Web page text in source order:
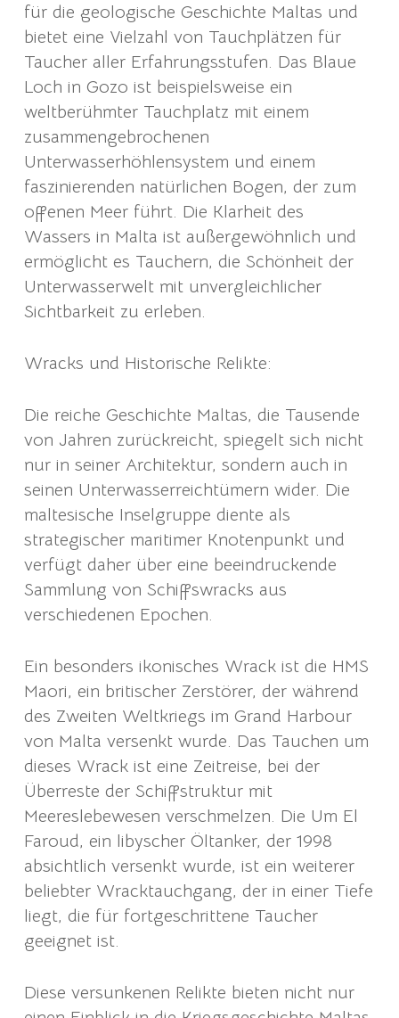
für die geologische Geschichte Maltas und
bietet eine Vielzahl von Tauchplätzen für
Taucher aller Erfahrungsstufen. Das Blaue
Loch in Gozo ist beispielsweise ein
weltberühmter Tauchplatz mit einem
zusammengebrochenen
Unterwasserhöhlensystem und einem
faszinierenden natürlichen Bogen, der zum
offenen Meer führt. Die Klarheit des
Wassers in Malta ist außergewöhnlich und
ermöglicht es Tauchern, die Schönheit der
Unterwasserwelt mit unvergleichlicher
Sichtbarkeit zu erleben.
Wracks und Historische Relikte:
Die reiche Geschichte Maltas, die Tausende
von Jahren zurückreicht, spiegelt sich nicht
nur in seiner Architektur, sondern auch in
seinen Unterwasserreichtümern wider. Die
maltesische Inselgruppe diente als
strategischer maritimer Knotenpunkt und
verfügt daher über eine beeindruckende
Sammlung von Schiffswracks aus
verschiedenen Epochen.
Ein besonders ikonisches Wrack ist die HMS
Maori, ein britischer Zerstörer, der während
des Zweiten Weltkriegs im Grand Harbour
von Malta versenkt wurde. Das Tauchen um
dieses Wrack ist eine Zeitreise, bei der
Überreste der Schiffstruktur mit
Meereslebewesen verschmelzen. Die Um El
Faroud, ein libyscher Öltanker, der 1998
absichtlich versenkt wurde, ist ein weiterer
beliebter Wracktauchgang, der in einer Tiefe
liegt, die für fortgeschrittene Taucher
geeignet ist.
Diese versunkenen Relikte bieten nicht nur